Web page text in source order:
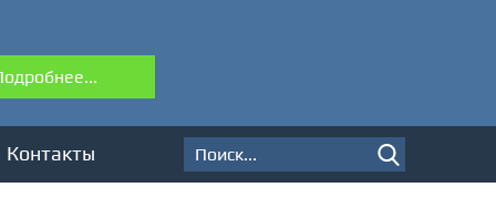
Контакты